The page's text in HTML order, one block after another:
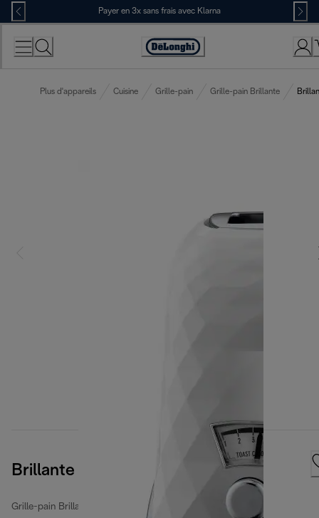
Skip
to
Content
Payer en 3x sans frais avec Klarna
Déclaration
Plus d'appareils Cuisine Grille-pain Grille-pain Brillante
Brillante
Grille-pain Brillante